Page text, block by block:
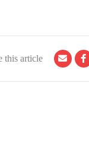
this article